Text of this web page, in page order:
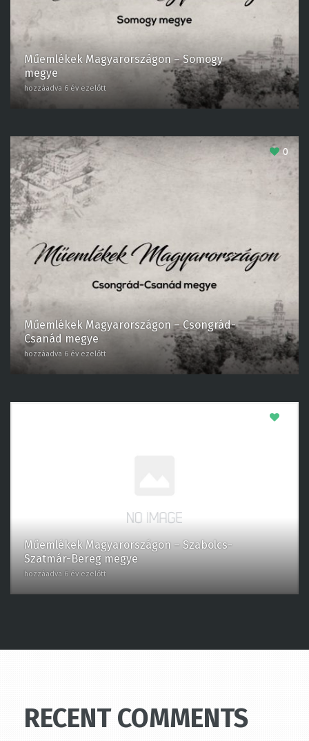
Műemlékek Magyarországon – Somogy
megye
hozzáadva 6 év ezelőtt
0
Műemlékek Magyarországon – Csongrád-
Csanád megye
hozzáadva 6 év ezelőtt
Szatmár-Bereg megye
hozzáadva 6 év ezelőtt
RECENT COMMENTS